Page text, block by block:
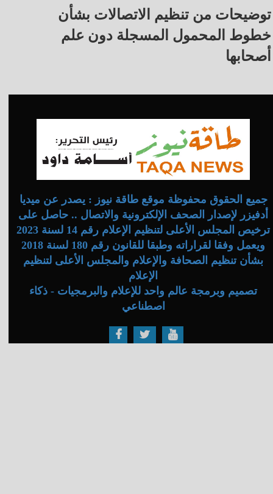
توضيحات من تنظيم الاتصالات بشأن
خطوط المحمول المسجلة دون علم
أصحابها
جميع الحقوق محفوظة موقع طاقة نيوز : يصدر عن ميديا
أدفيزر لإصدار الصحف الإلكترونية والاتصال .. حاصل على
ترخيص المجلس الأعلى لتنظيم الإعلام رقم 14 لسنة 2023
ويعمل وفقا لقراراته وطبقا للقانون رقم 180 لسنة 2018
بشأن تنظيم الصحافة والإعلام والمجلس الأعلى لتنظيم
الإعلام
تصميم وبرمجة عالم واحد للإعلام والبرمجيات - ذكاء
اصطناعي